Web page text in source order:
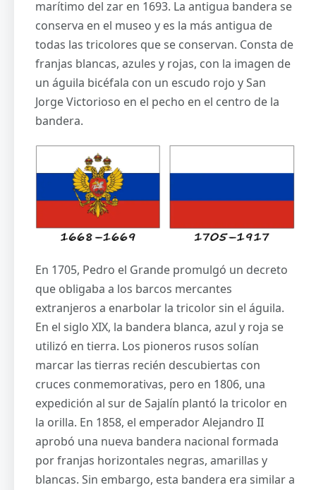
marítimo del zar en 1693. La antigua bandera se
conserva en el museo y es la más antigua de
todas las tricolores que se conservan. Consta de
franjas blancas, azules y rojas, con la imagen de
un águila bicéfala con un escudo rojo y San
Jorge Victorioso en el pecho en el centro de la
bandera.
En 1705, Pedro el Grande promulgó un decreto
que obligaba a los barcos mercantes
extranjeros a enarbolar la tricolor sin el águila.
En el siglo XIX, la bandera blanca, azul y roja se
utilizó en tierra. Los pioneros rusos solían
marcar las tierras recién descubiertas con
cruces conmemorativas, pero en 1806, una
expedición al sur de Sajalín plantó la tricolor en
la orilla. En 1858, el emperador Alejandro II
aprobó una nueva bandera nacional formada
por franjas horizontales negras, amarillas y
blancas. Sin embargo, esta bandera era similar a